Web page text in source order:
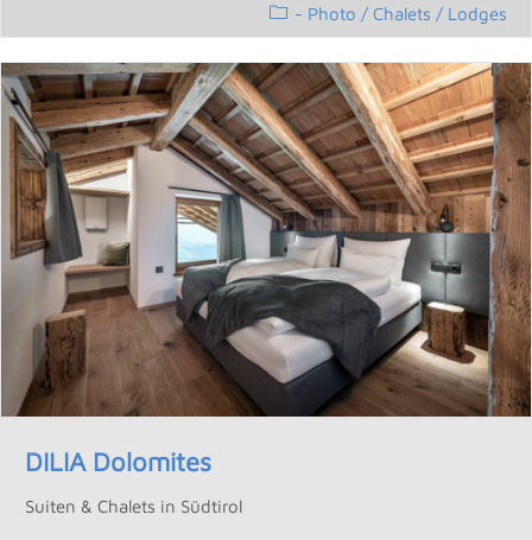
- Photo / Chalets / Lodges
DILIA Dolomites
Suiten & Chalets in Südtirol